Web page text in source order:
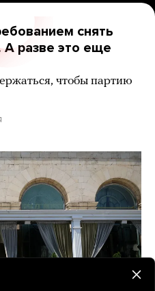
снять
разве это еще
чтобы партию